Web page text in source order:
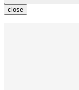
close